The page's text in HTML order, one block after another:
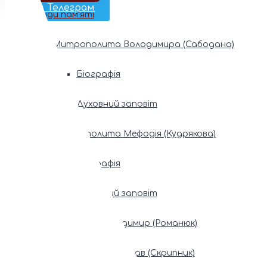
Наш Телеграм
Фонди пам’яті
Митрополита Володимира (Сабодана)
Біографія
Духовний заповіт
Митрополита Мефодія (Кудрякова)
Біографія
Духовний заповіт
Патріарх Володимир (Романюк)
Патріарх Мстислав (Скрипник)